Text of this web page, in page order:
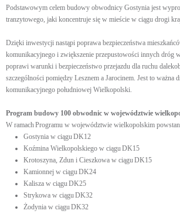
Podstawowym celem budowy obwodnicy Gostynia jest
tranzytowego, jaki koncentruje się w mieście w ciągu drogi
Dzięki inwestycji nastąpi poprawa bezpieczeństwa
komunikacyjnego i zwiększenie przepustowości innych dróg
poprawi warunki i bezpieczeństwo przejazdu dla ruchu
szczególności pomiędzy Lesznem a Jarocinem. Jest to ważna
komunikacyjnego południowej Wielkopolski.
Program budowy 100 obwodnic w województwie
W ramach Programu w województwie wielkopolskim
Gostynia w ciągu DK12
Koźmina Wielkopolskiego w ciągu DK15
Krotoszyna, Zdun i Cieszkowa w ciągu DK15
Kamionnej w ciągu DK24
Kalisza w ciągu DK25
Strykowa w ciągu DK32
Żodynia w ciągu DK32